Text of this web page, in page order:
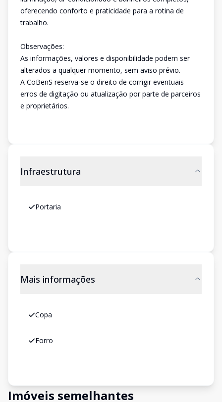
oferecendo conforto e praticidade para a rotina de
trabalho.
Observações:
As informações, valores e disponibilidade podem ser
alterados a qualquer momento, sem aviso prévio.
A CoBenS reserva-se o direito de corrigir eventuais
erros de digitação ou atualização por parte de parceiros
e proprietários.
Infraestrutura
Portaria
Mais informações
Copa
Forro
Imóveis semelhantes